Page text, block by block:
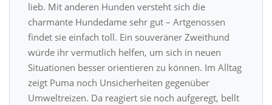
lieb. Mit anderen Hunden versteht sich die
charmante Hundedame sehr gut – Artgenossen
findet sie einfach toll. Ein souveräner Zweithund
würde ihr vermutlich helfen, um sich in neuen
Situationen besser orientieren zu können. Im Alltag
zeigt Puma noch Unsicherheiten gegenüber
Umweltreizen. Da reagiert sie noch aufgeregt, bellt